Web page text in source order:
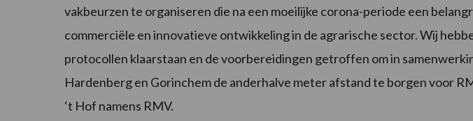
vakbeurzen te organiseren die na een moeilijke corona-periode een
commerciële en innovatieve ontwikkeling in de agrarische sector. Wij
protocollen klaarstaan en de voorbereidingen getroffen om in
Hardenberg en Gorinchem de anderhalve meter afstand te borgen voor
‘t Hof namens RMV.